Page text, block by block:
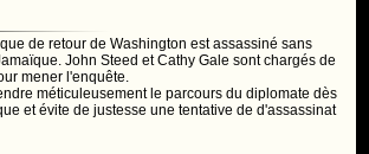
de retour de Washington est assassiné sans
John Steed et Cathy Gale sont chargés de
mener l'enquête.
méticuleusement le parcours du diplomate dès
et évite de justesse une tentative de d'assassinat